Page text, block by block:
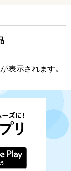
表示されます。